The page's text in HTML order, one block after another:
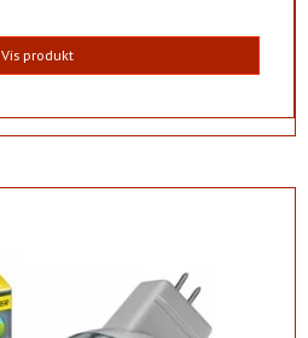
Vis produkt